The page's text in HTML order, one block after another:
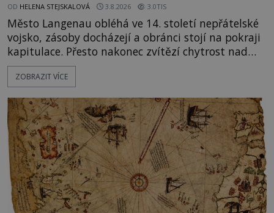
OD HELENA STEJSKALOVÁ 3.8.2026 3.0TIS
Město Langenau obléhá ve 14. století nepřátelské
vojsko, zásoby docházejí a obránci stojí na pokraji
kapitulace. Přesto nakonec zvítězí chytrost nad
hrubou silou. Podle staré německé legendy vypustí
obyvatelé za hradby dobře živeného králíka, aby
dost. Čas pracuje pro obléhatele. Ve městě ubývají
zásoby a každý den znamená další porci strádá
ZOBRAZIT VÍCE